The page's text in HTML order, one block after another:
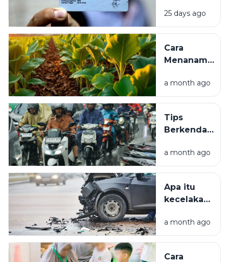
dan Biaya
KTP)? Ini
Pengertian,
Manfaat, dan
Kegunaannya
25 days ago
Cara
Menanam
yang Baik
untuk
Mulai dari
Pembibitan
Panen
a month ago
Tips
Berkendara
Hujan.
a month ago
Apa itu
kecelakaan
Penyebab
dan jenis-
a month ago
Cara